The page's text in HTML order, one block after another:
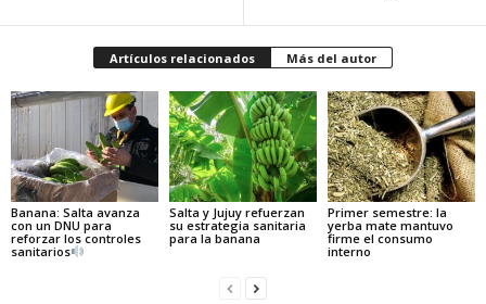
Artículos relacionados Más del autor
Banana: Salta avanza
con un DNU para
reforzar los controles
sanitarios
Salta y Jujuy refuerzan
su estrategia sanitaria
para la banana
Primer semestre: la
yerba mate mantuvo
firme el consumo
interno